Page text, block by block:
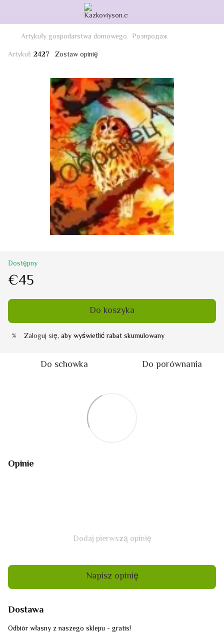
Artykuły gospodarstwa domowego Розпродаж
Artykuł: 2427 Zostaw opinię
Dostępny
€45
Do koszyka
% Zaloguj się, aby wyświetlić rabat skumulowany
Do schowka Do porównania
Opinie
Dodaj pierwszą opinię
Napisz opinię
Dostawa
Odbiór własny z naszego sklepu - gratis!